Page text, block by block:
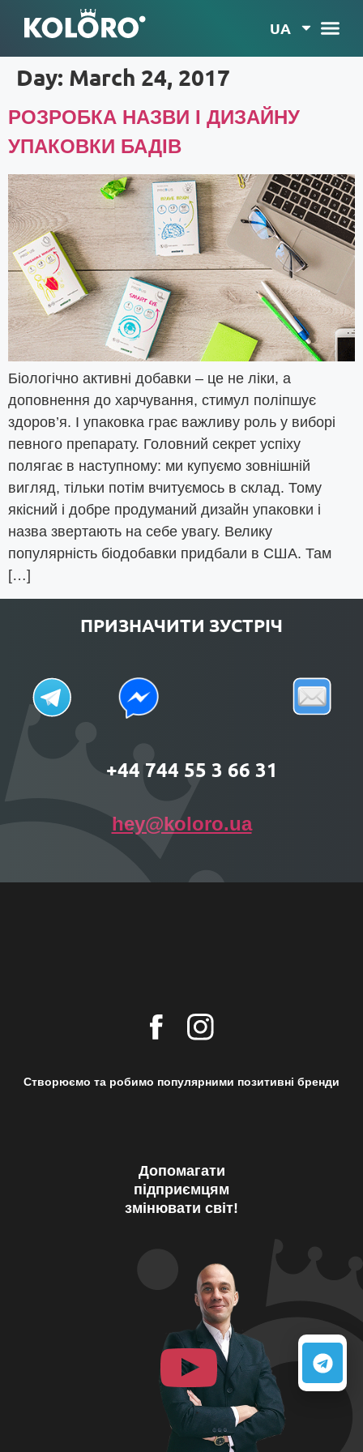
UA
Day: March 24, 2017
РОЗРОБКА НАЗВИ І ДИЗАЙНУ
УПАКОВКИ БАДІВ
Біологічно активні добавки – це не ліки, а
доповнення до харчування, стимул поліпшує
здоров’я. І упаковка грає важливу роль у виборі
певного препарату. Головний секрет успіху
полягає в наступному: ми купуємо зовнішній
вигляд, тільки потім вчитуємось в склад. Тому
якісний і добре продуманий дизайн упаковки і
назва звертають на себе увагу. Велику
популярність біодобавки придбали в США. Там
[…]
ПРИЗНАЧИТИ ЗУСТРІЧ
+44 744 55 3 66 31
hey@koloro.ua
Створюємо та робимо популярними позитивні бренди
Допомагати
підприємцям
змінювати світ!